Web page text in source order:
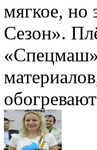
мягкое, но
Сезон».
«Спецмаш»